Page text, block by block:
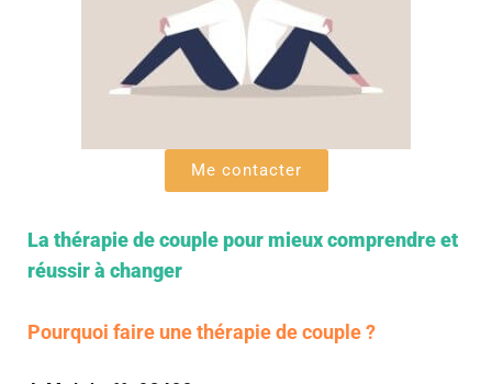
Me contacter
La thérapie de couple pour mieux comprendre et
réussir à changer
Pourquoi faire une thérapie de couple ?